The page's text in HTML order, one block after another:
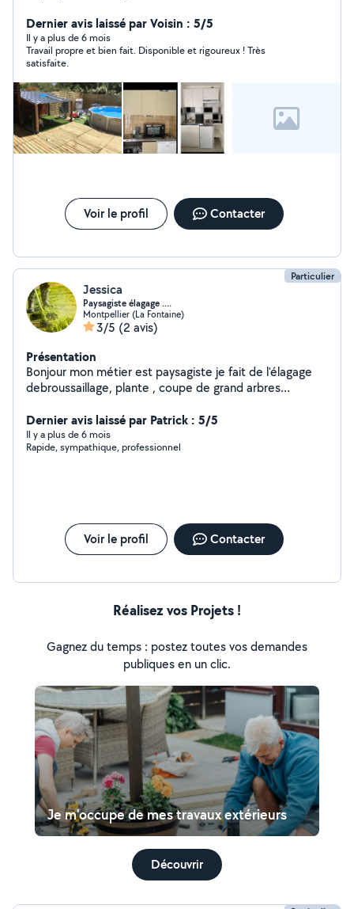
Dernier avis laissé par Voisin : 5/5
Il y a plus de 6 mois
Travail propre et bien fait. Disponible et rigoureux ! Très
satisfaite.
Voir le profil Contacter
Particulier
Jessica
Paysagiste élagage ....
Montpellier (La Fontaine)
3/5 (2 avis)
Présentation
Bonjour mon métier est paysagiste je fait de l'élagage
debroussaillage, plante , coupe de grand arbres
Dernier avis laissé par Patrick : 5/5
Il y a plus de 6 mois
Rapide, sympathique, professionnel
Voir le profil Contacter
Réalisez vos Projets !
Gagnez du temps : postez toutes vos demandes
publiques en un clic.
Je m'occupe de mes travaux extérieurs
Découvrir